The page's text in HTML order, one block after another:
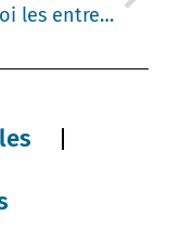
Pourquoi les entreprises accordent-elles des primes de déménagement ? Pourquoi cela était-il logique pendant des années, mais l’est moins aujourd’hui ?